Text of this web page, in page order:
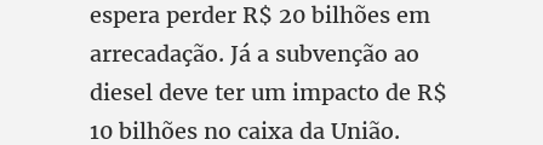
espera perder R$ 20 bilhões em
arrecadação. Já a subvenção ao
diesel deve ter um impacto de R$
10 bilhões no caixa da União.